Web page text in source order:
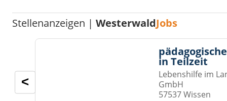
Stellenanzeigen |WesterwaldJobs
in Teilzeit
Lebenshilfe im
GmbH
57537 Wissen
<